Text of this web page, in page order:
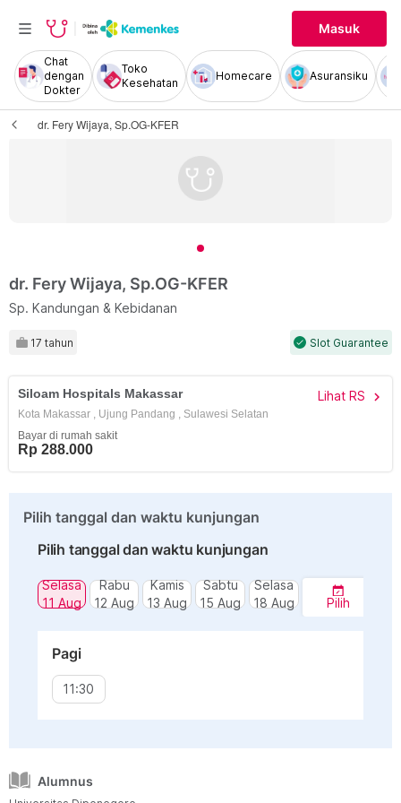
Masuk
Chat
dengan
Dokter
Toko
Kesehatan
Homecare Asuransiku
dr. Fery Wijaya, Sp.OG-KFER
dr. Fery Wijaya, Sp.OG-KFER
Sp. Kandungan & Kebidanan
17 tahun check Slot Guarantee
Siloam Hospitals Makassar Lihat RS chevron_right
Kota Makassar , Ujung Pandang , Sulawesi Selatan
Bayar di rumah sakit
Rp 288.000
Pilih tanggal dan waktu kunjungan
Pilih tanggal dan waktu kunjungan
Selasa
11 Aug
Rabu
12 Aug
Kamis
13 Aug
Sabtu
15 Aug
Selasa
18 Aug
Pilih
Pagi
11:30
Alumnus